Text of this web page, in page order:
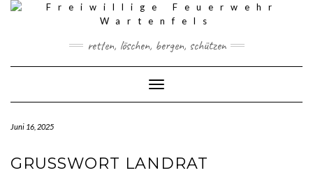
Skip
retten, löschen, bergen, schützen
Toggle Navigation
Juni 16, 2025
GRUSSWORT LANDRAT